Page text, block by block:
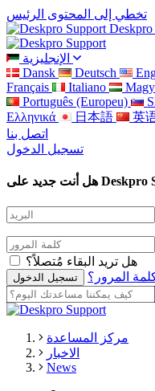
تخطي إلى المحتوى الرئيس
الإنجليزية
Dansk
Deutsch
Français
Italiano
Português (Europeu)
Ελληνικά
日本語 英
اتصل بنا
تسجيل الدخول
هل تريد البقاء مُتصلاً؟
المرور؟
مركز المساعدة
الاخبار
News